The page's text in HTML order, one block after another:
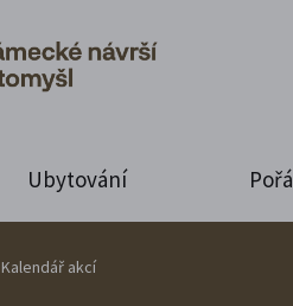
Ubytování
Kalendář akcí